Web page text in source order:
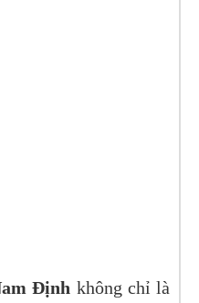
Định không chỉ là